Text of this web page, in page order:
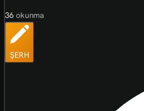
36 okunma
ŞERH